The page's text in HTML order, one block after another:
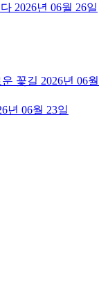
2026년 06월 26일
꽃길 2026년 06월
년 06월 23일